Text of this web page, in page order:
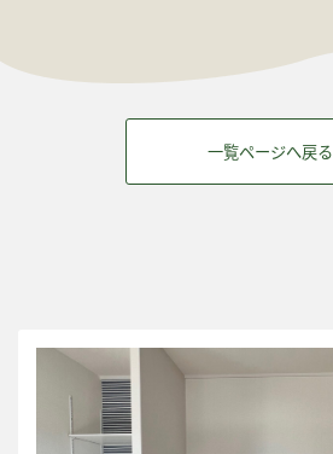
一覧ページへ戻る